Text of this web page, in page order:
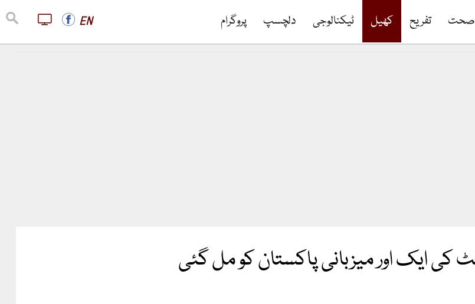
صحت تفریح کھیل ٹیکنالوجی دلچسپ پروگرام EN
کی ایک اور میزبانی پاکستان کو مل گئی